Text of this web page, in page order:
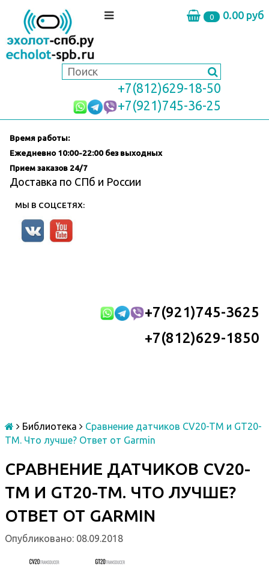
0 0.00 руб
+7(812)629-18-50
+7(921)745-36-25
Время работы:
Ежедневно 10:00-22:00 без выходных
Прием заказов 24/7
Доставка по СПб и России
МЫ В СОЦСЕТЯХ:
+7(921)745-3625
+7(812)629-1850
Библиотека
Сравнение датчиков CV20-TM и GT20-
TM. Что лучше? Ответ от Garmin
СРАВНЕНИЕ ДАТЧИКОВ CV20-
TM И GT20-TM. ЧТО ЛУЧШЕ?
ОТВЕТ ОТ GARMIN
Опубликовано: 08.09.2018